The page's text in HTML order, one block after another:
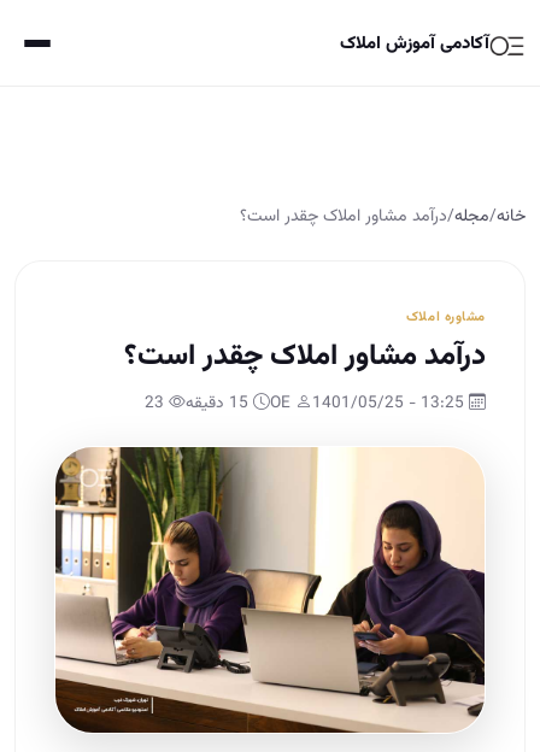
آکادمی آموزش املاک
خانه/مجله/در‌آمد مشاور املاک چقدر است؟
مشاوره املاک
در‌آمد مشاور املاک چقدر است؟